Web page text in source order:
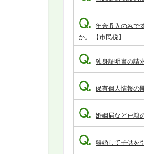
Q.
年金収入のみで
か。 【市民税】
Q. 独身証明書の請
Q. 保有個人情報の
Q. 婚姻届など戸籍
Q. 離婚して子供を